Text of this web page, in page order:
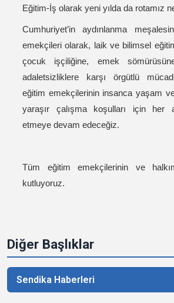
Diğer Başlıklar
Sendika Haberleri
Eğitim-İş olarak yeni yılda da rotamız
Cumhuriyet’in aydınlanma
emekçileri olarak, laik ve bilimsel
çocuk işçiliğine, emek
adaletsizliklere karşı örgütlü
eğitim emekçilerinin insanca yaşam
yaraşır çalışma koşulları için her
etmeye devam edeceğiz.
Tüm eğitim emekçilerinin ve
kutluyoruz.